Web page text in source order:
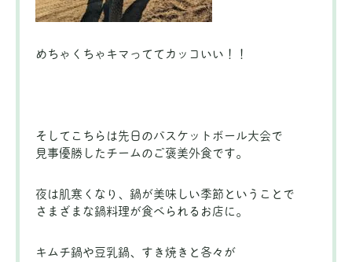
めちゃくちゃキマっててカッコいい！！
そしてこちらは先日のバスケットボール大会で
見事優勝したチームのご褒美外食です。
夜は肌寒くなり、鍋が美味しい季節ということで
さまざまな鍋料理が食べられるお店に。
キムチ鍋や豆乳鍋、すき焼きと各々が